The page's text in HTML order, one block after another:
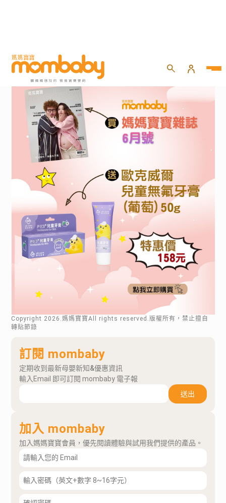
Copyright 2026 .媽媽寶寶All rights reserved.版權所有，禁止擅自
轉貼節錄
訂閱 mombaby
定期收到最新母嬰新知&優惠資訊
輸入Email 即可訂閱 mombaby 電子報
送出
加入 mombaby
加入媽媽寶寶會員，優先閱讀體驗與試用我們提供的產品。